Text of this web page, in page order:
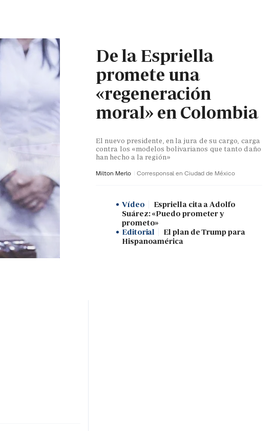
De la Espriella
promete una
«regeneración
moral» en Colombia
El nuevo presidente, en la jura de su cargo, carga
contra los «modelos bolivarianos que tanto daño
han hecho a la región»
Milton Merlo Corresponsal en Ciudad de México
Vídeo
Espriella cita a Adolfo
Suárez: «Puedo prometer y
prometo»
Editorial
El plan de Trump para
Hispanoamérica